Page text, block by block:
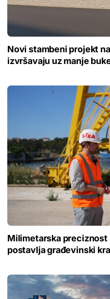
Novi stambeni projekt
izvršavaju uz manje
Milimetarska preciznost
postavlja građevinski